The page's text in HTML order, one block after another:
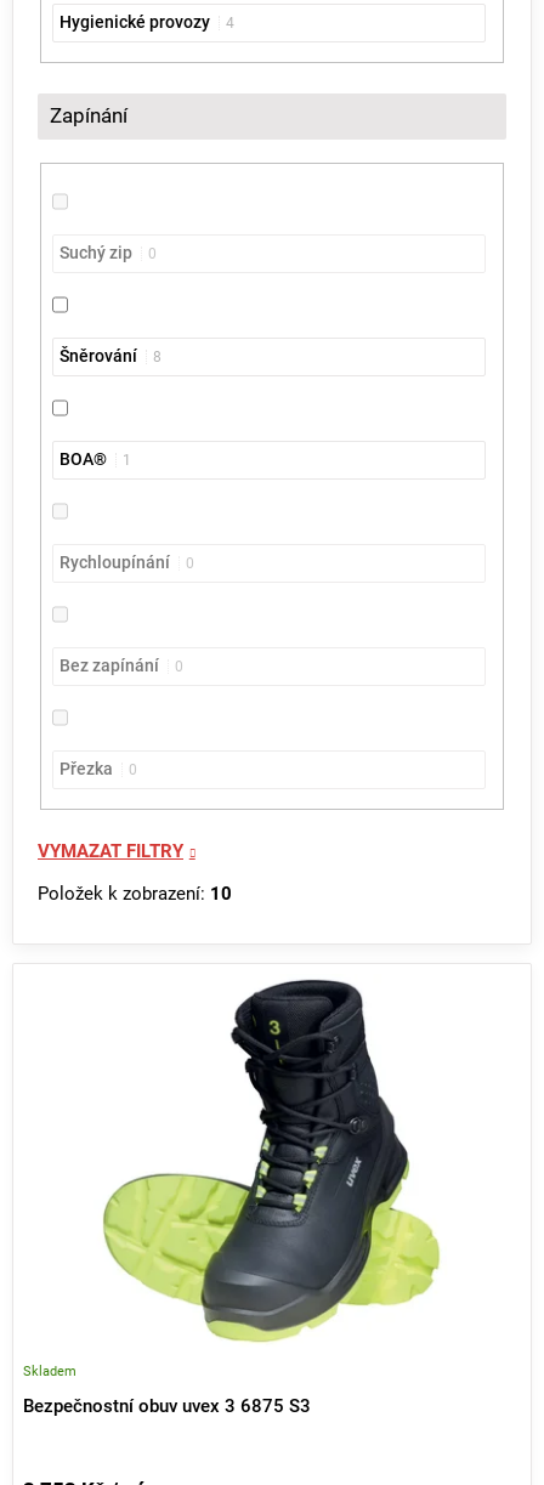
Hygienické provozy 4
Zapínání
Suchý zip 0
Šněrování 8
BOA® 1
Rychloupínání 0
Bez zapínání 0
Přezka 0
VYMAZAT FILTRY
Položek k zobrazení: 10
Bezpečnostní obuv uvex 3 6875 S3
Skladem